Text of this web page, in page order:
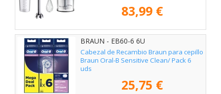
83,99 €
BRAUN - EB60-6 6U
Cabezal de Recambio Braun para cepillo
Braun Oral-B Sensitive Clean/ Pack 6
uds
25,75 €